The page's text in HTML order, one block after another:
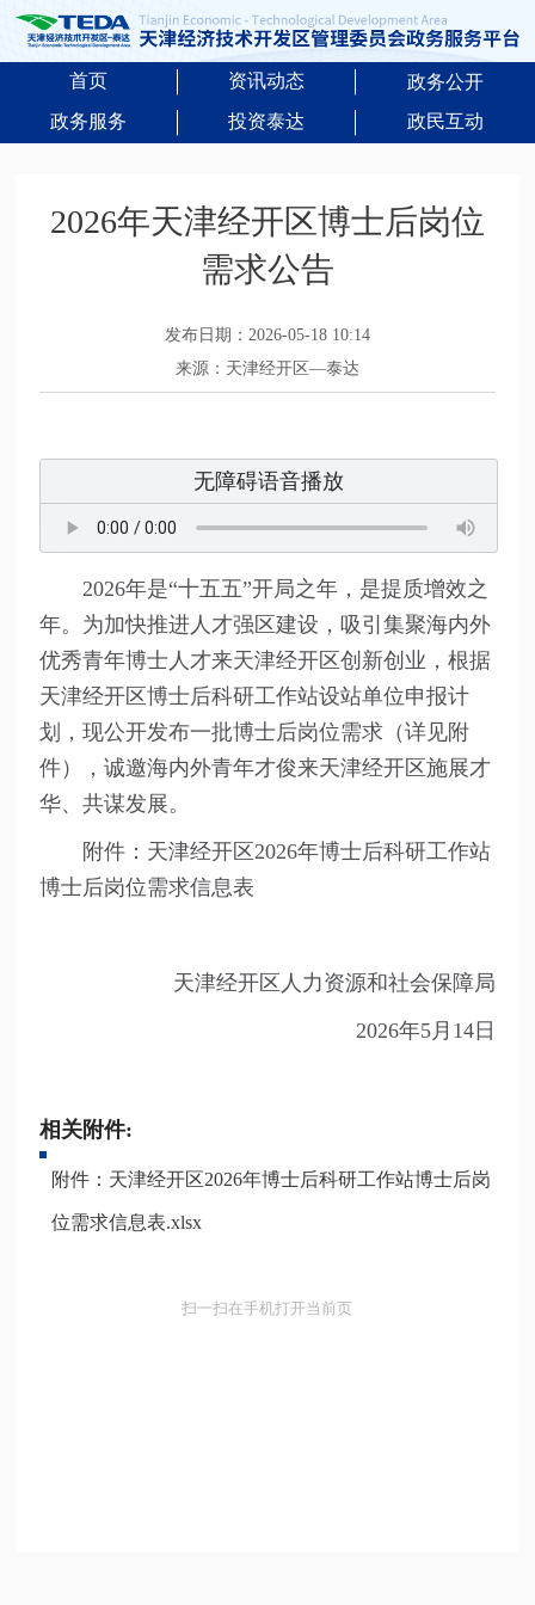
首页 资讯动态
政务公开
政务服务
投资泰达 政民互动
2026年天津经开区博士后岗位
需求公告
发布日期：2026-05-18 10:14
来源：天津经开区—泰达
无障碍语音播放
2026年是“十五五”开局之年，是提质增效之
年。为加快推进人才强区建设，吸引集聚海内外
优秀青年博士人才来天津经开区创新创业，根据
天津经开区博士后科研工作站设站单位申报计
划，现公开发布一批博士后岗位需求（详见附
件），诚邀海内外青年才俊来天津经开区施展才
华、共谋发展。
附件： 天津经开区2026年博士后科研工作站
博士后岗位需求信息表
天津经开区人力资源和社会保障局
2026年5月14日
相关附件:
附件：天津经开区2026年博士后科研工作站博士后岗
位需求信息表.xlsx
扫一扫在手机打开当前页